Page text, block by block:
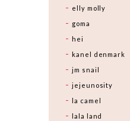
elly molly
goma
hei
kanel denmark
jm snail
jejeunosity
la camel
lala land